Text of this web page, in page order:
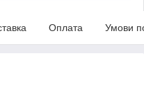
Оплата Умови